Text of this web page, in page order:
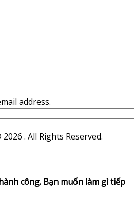
address.
. All Rights Reserved.
công. Bạn muốn làm gì tiếp